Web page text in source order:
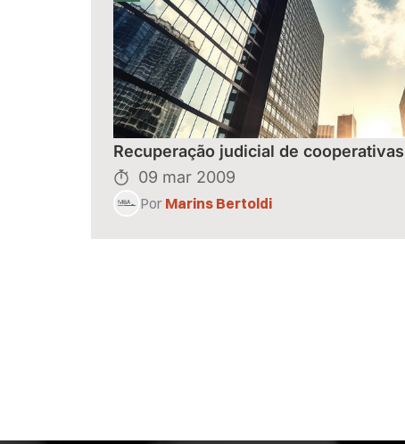
Recuperação judicial de cooperativas
09 mar 2009
Por Marins Bertoldi